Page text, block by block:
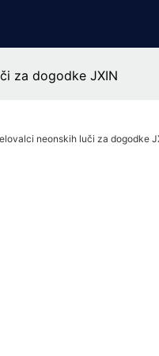
za dogodke JXIN